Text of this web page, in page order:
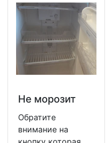
Не морозит
Обратите
внимание на